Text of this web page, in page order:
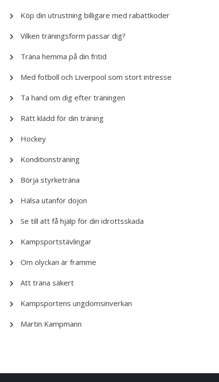
Köp din utrustning billigare med rabattkoder
Vilken träningsform passar dig?
Träna hemma på din fritid
Med fotboll och Liverpool som stort intresse
Ta hand om dig efter träningen
Rätt klädd för din träning
Hockey
Konditionsträning
Börja styrketräna
Hälsa utanför dojon
Se till att få hjälp för din idrottsskada
Kampsportstävlingar
Om olyckan är framme
Att träna säkert
Kampsportens ungdomsinverkan
Martin Kampmann